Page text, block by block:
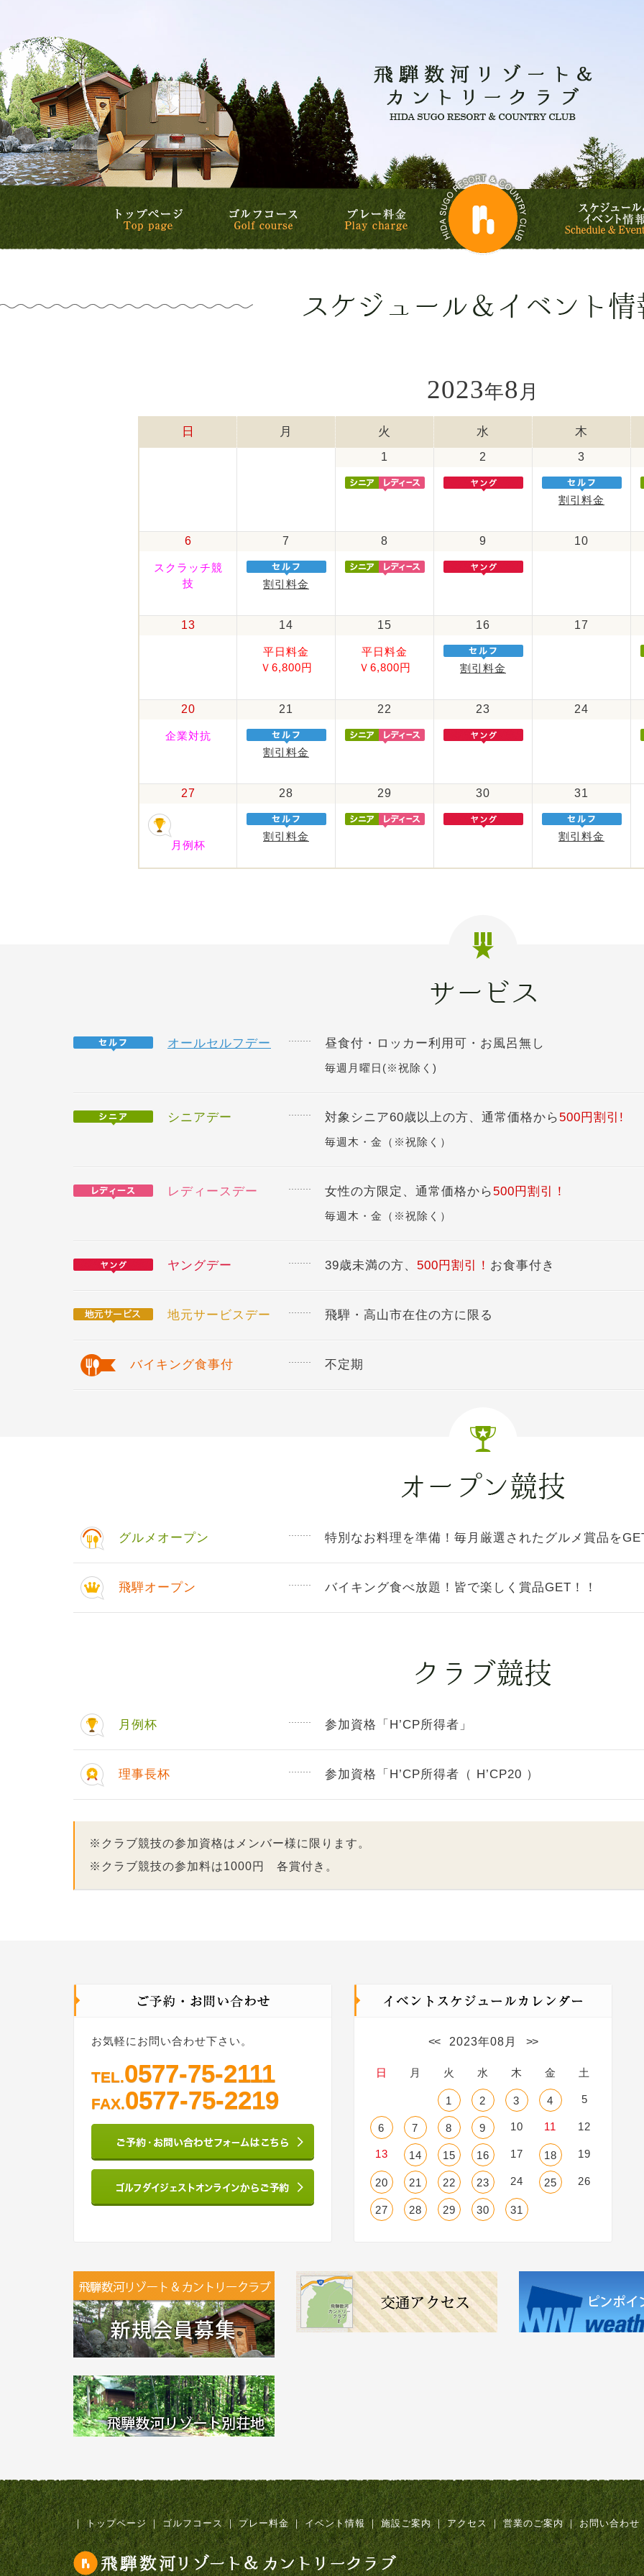
プレー料金
ゴルフコース
トップページ
飛騨数河リゾート
2023年8 月
日 月 火 水 木
1 2 3
割引料金
6
スクラッチ競
技
7
割引料金
8 9 10
13 14
平日料金
Ｖ6,800円
15
平日料金
Ｖ6,800円
16
割引料金
17
20
企業対抗
21
割引料金
22 23 24
27
月例杯
28
割引料金
29 30 31
割引料金
オールセルフデー 昼食付・ロッカー利用可・お風呂無し
毎週月曜日(※祝除く)
シニアデー 対象シニア60歳以上の方、通常価格から 500円割引!
毎週木・金（※祝除く）
レディースデー 女性の方限定、通常価格から 500円割引！
毎週木・金（※祝除く）
ヤングデー 39歳未満の方、 500円割引！ お食事付き
地元サービスデー 飛騨・高山市在住の方に限る
バイキング食事付 不定期
グルメオープン 特別なお料理を準備！毎月厳選されたグルメ賞品を
飛騨オープン バイキング食べ放題！皆で楽しく賞品GET！！
月例杯 参加資格「H’CP所得者」
理事長杯 参加資格「H’CP所得者（ H’CP20 ）
※クラブ競技の参加資格はメンバー様に限ります。
※クラブ競技の参加料は1000円 各賞付き。
お気軽にお問い合わせ下さい。
TEL.0577-75-2111
FAX.0577-75-2219
<< 2023年08月 >>
日 月 火 水 木 金 土
1 2 3 4 5
6 7 8 9 10 11 12
13 14 15 16 17 18 19
20 21 22 23 24 25 26
27 28 29 30 31
｜ トップページ ｜ ゴルフコース ｜ プレー料金 ｜ イベント情報 ｜ 施設ご案内 ｜ アクセス ｜ 営業のご案内 ｜ お問い合わせ
飛騨数河リゾート&カントリークラブ